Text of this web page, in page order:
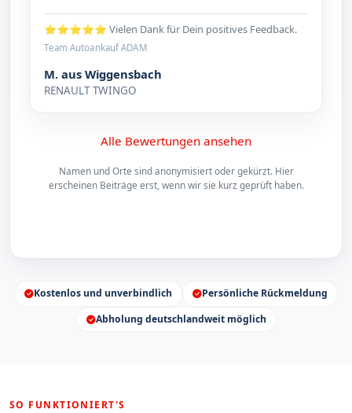
⭐⭐⭐⭐⭐ Vielen Dank für Dein positives Feedback.
Team Autoankauf ADAM
M. aus Wiggensbach
RENAULT TWINGO
Alle Bewertungen ansehen
Namen und Orte sind anonymisiert oder gekürzt. Hier
erscheinen Beiträge erst, wenn wir sie kurz geprüft haben.
Kostenlos und unverbindlich
Persönliche Rückmeldung
Abholung deutschlandweit möglich
SO FUNKTIONIERT'S